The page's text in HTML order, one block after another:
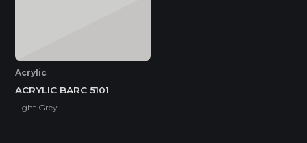
Acrylic
ACRYLIC BARC 5101
Light Grey